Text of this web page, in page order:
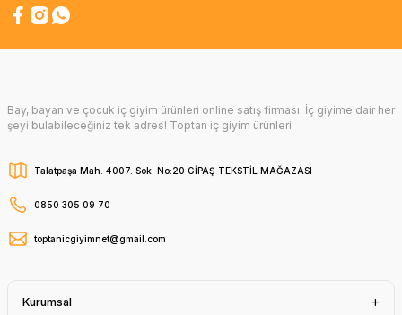
Bay, bayan ve çocuk iç giyim ürünleri online satış firması. İç giyime dair her
şeyi bulabileceğiniz tek adres! Toptan iç giyim ürünleri.
Talatpaşa Mah. 4007. Sok. No:20 GİPAŞ TEKSTİL MAĞAZASI
0850 305 09 70
toptanicgiyimnet@gmail.com
Kurumsal